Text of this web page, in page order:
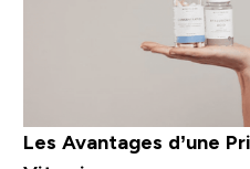
Les Avantages d’une